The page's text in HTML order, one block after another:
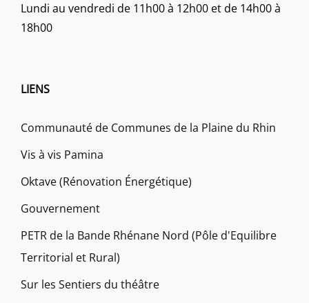
Lundi au vendredi de 11h00 à 12h00 et de 14h00 à
18h00
LIENS
Communauté de Communes de la Plaine du Rhin
Vis à vis Pamina
Oktave (Rénovation Énergétique)
Gouvernement
PETR de la Bande Rhénane Nord (Pôle d'Equilibre
Territorial et Rural)
Sur les Sentiers du théâtre